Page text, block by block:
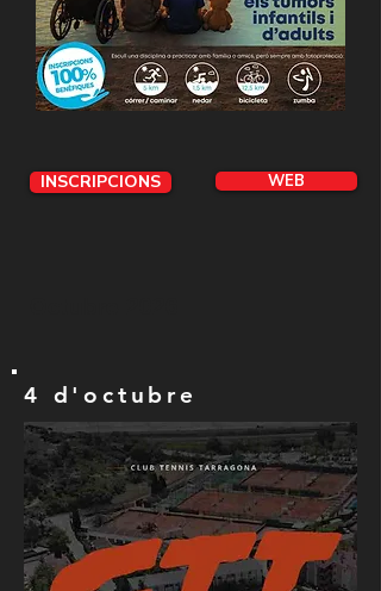
INSCRIPCIONS WEB
4 d'octubre